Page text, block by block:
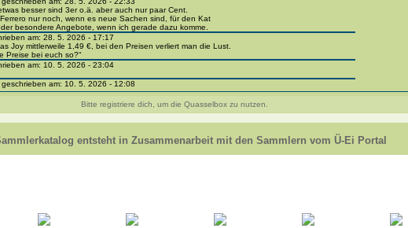
besser sind 3er o.ä. aber auch nur paar Cent.
nur noch, wenn es neue Sachen sind, für den Kat
besondere Angebote, wenn ich gerade dazu komme.
am: 28. 5. 2026 - 17:17
Joy mittlerweile 1,49 €, bei den Preisen verliert man die Lust.
Preise bei euch so?“
am: 10. 5. 2026 - 23:04
am: 10. 5. 2026 - 12:08
portal-sammlerkatalog.de/categories.php?cat_id=1043
- BPZ obere Reihe
zur Strafe die nächsten 3 Monate keine Ü-Eier bekommen ;))
310, 318 und 326 habe ich keine BPZ
leider weggeworfen *grrrr* ;)
am: 29. 4. 2026 - 18:04
Erinnerung ... oder?
Bitte registriere dich, um die Quasselbox zu nutzen.
entsteht in Zusammenarbeit mit den Sammlern vom Ü-Ei Portal